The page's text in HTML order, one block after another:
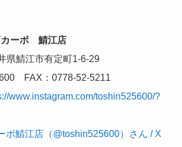
カーボ 鯖江店
鯖江市有定町1-6-29
FAX：0778‐52‐5211
www.instagram.com/toshin525600/?
ボ鯖江店（@toshin525600）さん / X